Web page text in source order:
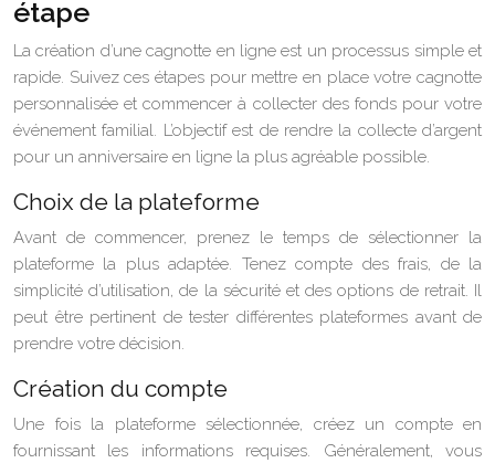
étape
La création d’une cagnotte en ligne est un processus simple et
rapide. Suivez ces étapes pour mettre en place votre cagnotte
personnalisée et commencer à collecter des fonds pour votre
événement familial. L’objectif est de rendre la collecte d’argent
pour un anniversaire en ligne la plus agréable possible.
Choix de la plateforme
Avant de commencer, prenez le temps de sélectionner la
plateforme la plus adaptée. Tenez compte des frais, de la
simplicité d’utilisation, de la sécurité et des options de retrait. Il
peut être pertinent de tester différentes plateformes avant de
prendre votre décision.
Création du compte
Une fois la plateforme sélectionnée, créez un compte en
fournissant les informations requises. Généralement, vous